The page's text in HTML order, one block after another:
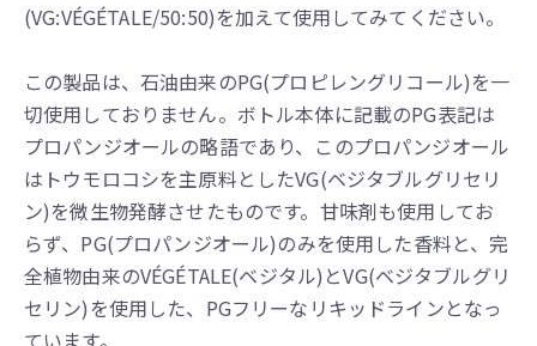
(VG:VÉGÉTALE/50:50)を加えて使用してみてください。
この製品は、石油由来のPG(プロピレングリコール)を一
切使用しておりません。ボトル本体に記載のPG表記は
プロパンジオールの略語であり、このプロパンジオール
はトウモロコシを主原料としたVG(ベジタブルグリセリ
ン)を微生物発酵させたものです。甘味剤も使用してお
らず、PG(プロパンジオール)のみを使用した香料と、完
全植物由来のVÉGÉTALE(ベジタル)とVG(ベジタブルグリ
セリン)を使用した、PGフリーなリキッドラインとなっ
ています。